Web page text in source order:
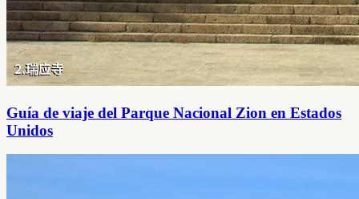
Guía de viaje del Parque Nacional Zion en Estados
Unidos